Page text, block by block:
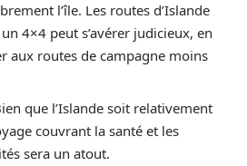
l’île. Les routes d’Islande
4×4 peut s’avérer judicieux, en
aux routes de campagne moins
que l’Islande soit relativement
couvrant la santé et les
sera un atout.